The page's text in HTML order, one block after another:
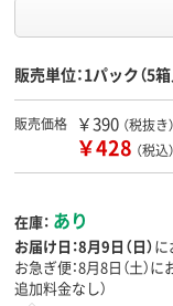
販売単位：1パック（5箱
販売価格 ￥390 （税抜き）
￥428 （税込）
在庫： あり
お届け日：8月9日（日）に
お急ぎ便：8月8日（土）に
追加料金なし）